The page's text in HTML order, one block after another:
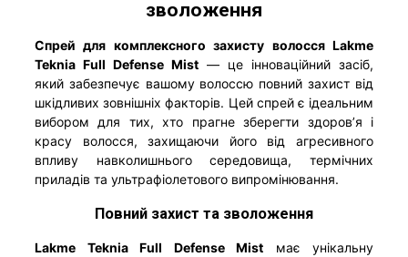
зволоження
Спрей для комплексного захисту волосся Lakme
Teknia Full Defense Mist — це інноваційний засіб,
який забезпечує вашому волоссю повний захист від
шкідливих зовнішніх факторів. Цей спрей є ідеальним
вибором для тих, хто прагне зберегти здоров’я і
красу волосся, захищаючи його від агресивного
впливу навколишнього середовища, термічних
приладів та ультрафіолетового випромінювання.
Повний захист та зволоження
Lakme Teknia Full Defense Mist має унікальну